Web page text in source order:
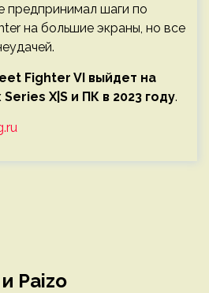
предпринимал шаги по
на большие экраны, но все
Fighter VI выйдет на
X|S и ПК в 2023 году.
Paizo